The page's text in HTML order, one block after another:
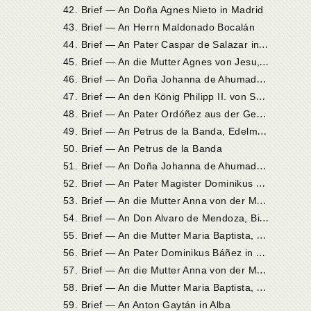
42. Brief — An Doña Agnes Nieto in Madrid
43. Brief — An Herrn Maldonado Bocalán
4
4. Brief — An Pater Caspar de Salazar in Cuenca
4
5. Brief — An die Mutter Agnes von Jesu, Priorin in Medina del Campo
4
6. Brief — An Doña Johanna de Ahumada in Alba de Tormes
4
7. Brief — An den König Philipp II. von Spanien
4
8. Brief — An Pater Ordóñez aus der Gesellschaft Jesu in Medina del Campo
4
9. Brief — An Petrus de la Banda, Edelmann in der Umgebung von Salamanka
50. Brief — An Petrus de la Banda
5
1. Brief — An Doña Johanna de Ahumada in Alba de Tormes
5
2. Brief — An Pater Magister Dominikus Báñez in Valladolid
5
3. Brief — An die Mutter Anna von der Menschwerdung, Priorin in Salamanka
5
4. Brief — An Don Alvaro de Mendoza, Bischof von Ávila
5
5. Brief — An die Mutter Maria Baptista, Priorin in Valladolid
5
6. Brief — An Pater Dominikus Báñez in Valladolid
5
7. Brief — An die Mutter Anna von der Menschwerdung
5
8. Brief — An die Mutter Maria Baptista, Priorin in Valladolid
59. Brief — An Anton Gaytán in Alba